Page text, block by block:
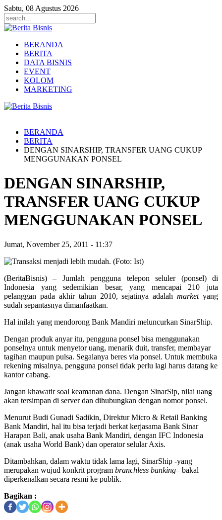
Sabtu, 08 Agustus 2026
BERANDA
BERITA
DATA BISNIS
EVENT
KOLOM
MARKETING
BERANDA
BERITA
DENGAN SINARSHIP, TRANSFER UANG CUKUP
MENGGUNAKAN PONSEL
DENGAN SINARSHIP,
TRANSFER UANG CUKUP
MENGGUNAKAN PONSEL
Jumat, November 25, 2011 - 11:37
(BeritaBisnis) – Jumlah pengguna telepon seluler (ponsel) di
Indonesia yang sedemikian besar, yang mencapai 210 juta
pelanggan pada akhir tahun 2010, sejatinya adalahmarketyang
sudah sepantasnya dimanfaatkan.
Hal inilah yang mendorong Bank Mandiri meluncurkan SinarShip.
Dengan produk anyar itu, pengguna ponsel bisa menggunakan
ponselnya untuk menyetor uang, menarik duit, transfer, membayar
tagihan maupun pulsa. Segalanya beres via ponsel. Untuk membuka
rekening misalnya, pengguna ponsel tidak perlu lagi harus datang ke
kantor cabang.
Jangan khawatir soal keamanan dana. Dengan SinarSip, nilai uang
akan tersimpan di server dan dihubungkan dengan nomor ponsel.
Menurut Budi Gunadi Sadikin, Direktur Micro & Retail Banking
Bank Mandiri, hal itu bisa terjadi berkat kerjasama Bank Sinar
Harapan Bali, anak usaha Bank Mandiri, dengan IFC Indonesia
(anak usaha World Bank) dan operator selular Axis.
Ditambahkan, dalam waktu tidak lama lagi, SinarShip -yang
merupakan wujud konkrit program branchless banking– bakal
diperkenalkan secara resmi ke publik.
Bagikan :